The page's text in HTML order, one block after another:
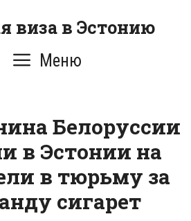
виза в Эстонию
Меню
Белоруссии
в Эстонии на
в тюрьму за
сигарет